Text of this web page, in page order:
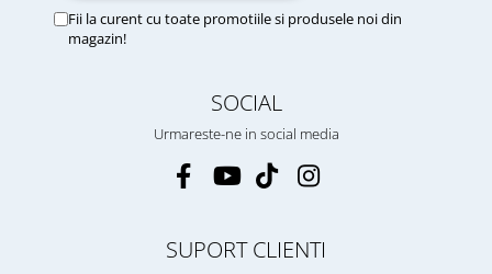
Fii la curent cu toate promotiile si produsele noi din
magazin!
SOCIAL
Urmareste-ne in social media
SUPORT CLIENTI